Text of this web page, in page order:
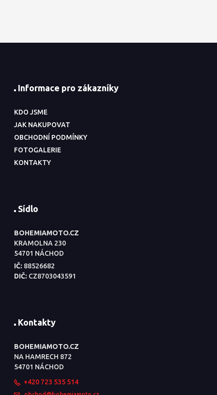
Informace pro zákazníky
KDO JSME
JAK NAKUPOVAT
OBCHODNÍ PODMÍNKY
FOTOGALERIE
KONTAKTY
Sídlo
BOHEMIAMOTO.CZ
KRAMOLNA 230
54701 NÁCHOD
IČ: 88526682
DIČ: CZ8703043591
Kontakty
BOHEMIAMOTO.CZ
NA HAMRECH 872
54701 NÁCHOD
+420 723 535 514